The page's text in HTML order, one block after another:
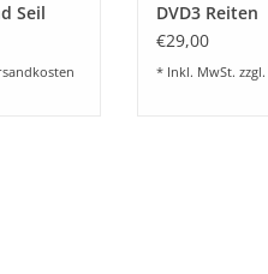
Seil
DVD3 Reiten
€29,00
* Inkl. MwSt. zzgl.